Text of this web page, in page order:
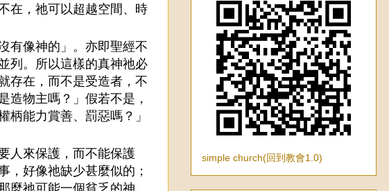
在，祂可以超越空間、時
有像神的」。亦即聖經不
列。所以這樣的真神祂必
存在，而不是受造者，不
造物主嗎？」假若不是，
柄能力賞善、罰惡嗎？」
人來保護，而不能保護
，好像祂缺少甚麼似的；
simple church(回到教會1.0)